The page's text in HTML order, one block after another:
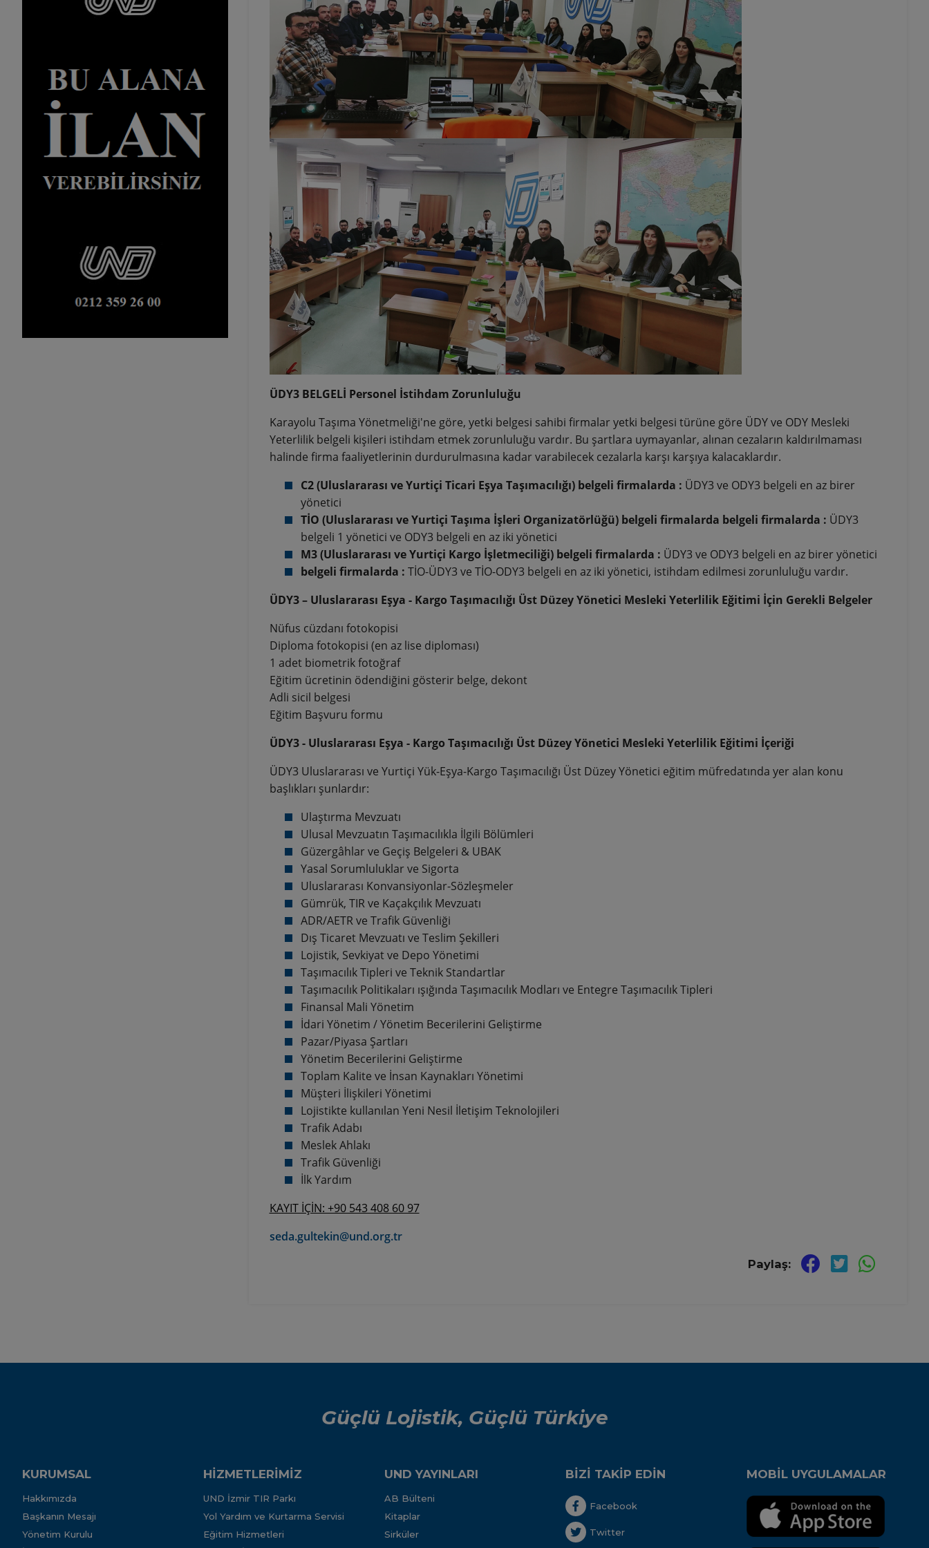
ÜDY3 BELGELİ Personel İstihdam Zorunluluğu
Karayolu Taşıma Yönetmeliği'ne göre, yetki belgesi sahibi firmalar yetki belgesi türüne göre ÜDY ve ODY Mesleki
Yeterlilik belgeli kişileri istihdam etmek zorunluluğu vardır. Bu şartlara uymayanlar, alınan cezaların kaldırılmaması
halinde firma faaliyetlerinin durdurulmasına kadar varabilecek cezalarla karşı karşıya kalacaklardır.
C2 (Uluslararası ve Yurtiçi Ticari Eşya Taşımacılığı) belgeli firmalarda : ÜDY3 ve ODY3 belgeli en az birer
yönetici
TİO (Uluslararası ve Yurtiçi Taşıma İşleri Organizatörlüğü) belgeli firmalarda belgeli firmalarda : ÜDY3
belgeli 1 yönetici ve ODY3 belgeli en az iki yönetici
M3 (Uluslararası ve Yurtiçi Kargo İşletmeciliği) belgeli firmalarda : ÜDY3 ve ODY3 belgeli en az birer yönetici
belgeli firmalarda : TİO-ÜDY3 ve TİO-ODY3 belgeli en az iki yönetici, istihdam edilmesi zorunluluğu vardır.
ÜDY3 – Uluslararası Eşya - Kargo Taşımacılığı Üst Düzey Yönetici Mesleki Yeterlilik Eğitimi İçin Gerekli Belgeler
Nüfus cüzdanı fotokopisi
Diploma fotokopisi (en az lise diploması)
1 adet biometrik fotoğraf
Eğitim ücretinin ödendiğini gösterir belge, dekont
Adli sicil belgesi
Eğitim Başvuru formu
ÜDY3 - Uluslararası Eşya - Kargo Taşımacılığı Üst Düzey Yönetici Mesleki Yeterlilik Eğitimi İçeriği
ÜDY3 Uluslararası ve Yurtiçi Yük-Eşya-Kargo Taşımacılığı Üst Düzey Yönetici eğitim müfredatında yer alan konu
başlıkları şunlardır:
Ulaştırma Mevzuatı
Ulusal Mevzuatın Taşımacılıkla İlgili Bölümleri
Güzergâhlar ve Geçiş Belgeleri & UBAK
Yasal Sorumluluklar ve Sigorta
Uluslararası Konvansiyonlar-Sözleşmeler
Gümrük, TIR ve Kaçakçılık Mevzuatı
ADR/AETR ve Trafik Güvenliği
Dış Ticaret Mevzuatı ve Teslim Şekilleri
Lojistik, Sevkiyat ve Depo Yönetimi
Taşımacılık Tipleri ve Teknik Standartlar
Taşımacılık Politikaları ışığında Taşımacılık Modları ve Entegre Taşımacılık Tipleri
Finansal Mali Yönetim
İdari Yönetim / Yönetim Becerilerini Geliştirme
Pazar/Piyasa Şartları
Yönetim Becerilerini Geliştirme
Toplam Kalite ve İnsan Kaynakları Yönetimi
Müşteri İlişkileri Yönetimi
Lojistikte kullanılan Yeni Nesil İletişim Teknolojileri
Trafik Adabı
Meslek Ahlakı
Trafik Güvenliği
İlk Yardım
KAYIT İÇİN: +90 543 408 60 97
seda.gultekin@und.org.tr
Paylaş:
Güçlü Lojistik, Güçlü Türkiye
KURUMSAL
Hakkımızda
Başkanın Mesajı
Yönetim Kurulu
HİZMETLERİMİZ
UND İzmir TIR Parkı
Yol Yardım ve Kurtarma Servisi
Eğitim Hizmetleri
UND YAYINLARI
AB Bülteni
Kitaplar
Sirküler
BİZİ TAKİP EDİN
Facebook
Twitter
MOBİL UYGULAMALAR